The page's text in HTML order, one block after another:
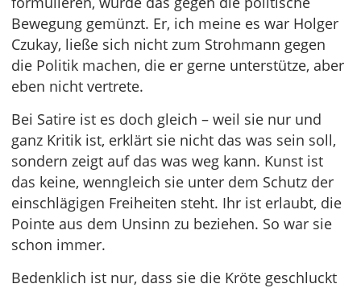
Bewegung gemünzt. Er, ich meine es war Holger
Czukay, ließe sich nicht zum Strohmann gegen
die Politik machen, die er gerne unterstütze, aber
eben nicht vertrete.
Bei Satire ist es doch gleich – weil sie nur und
ganz Kritik ist, erklärt sie nicht das was sein soll,
sondern zeigt auf das was weg kann. Kunst ist
das keine, wenngleich sie unter dem Schutz der
einschlägigen Freiheiten steht. Ihr ist erlaubt, die
Pointe aus dem Unsinn zu beziehen. So war sie
schon immer.
Bedenklich ist nur, dass sie die Kröte geschluckt